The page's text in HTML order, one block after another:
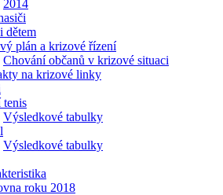
2014
dětem
plán a krizové řízení
Chování občanů v krizové situaci
na krizové linky
tenis
Výsledkové tabulky
Výsledkové tabulky
roku 2018